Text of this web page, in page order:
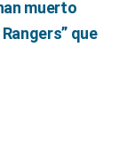
muerto
que